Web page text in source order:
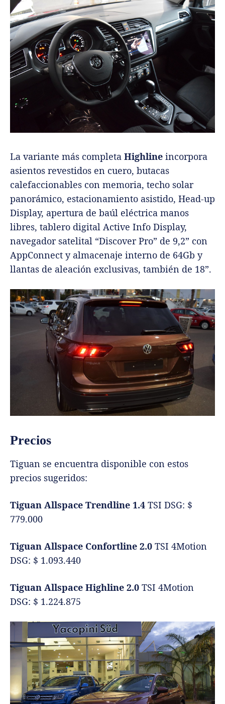
La variante más completa Highline incorpora
asientos revestidos en cuero, butacas
calefaccionables con memoria, techo solar
panorámico, estacionamiento asistido, Head-up
Display, apertura de baúl eléctrica manos
libres, tablero digital Active Info Display,
navegador satelital “Discover Pro” de 9,2” con
AppConnect y almacenaje interno de 64Gb y
llantas de aleación exclusivas, también de 18”.
Precios
Tiguan se encuentra disponible con estos
precios sugeridos:
Tiguan Allspace Trendline 1.4 TSI DSG: $
779.000
Tiguan Allspace Confortline 2.0 TSI 4Motion
DSG: $ 1.093.440
Tiguan Allspace Highline 2.0 TSI 4Motion
DSG: $ 1.224.875